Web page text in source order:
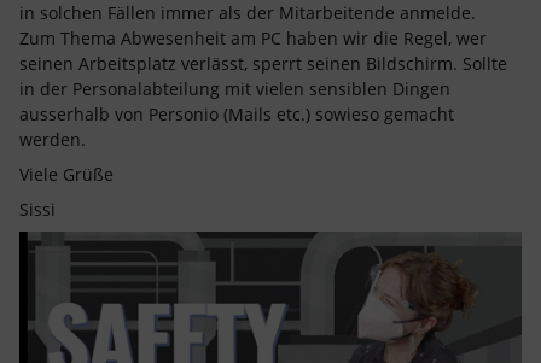
in solchen Fällen immer als der Mitarbeitende anmelde.
Zum Thema Abwesenheit am PC haben wir die Regel, wer
seinen Arbeitsplatz verlässt, sperrt seinen Bildschirm. Sollte
in der Personalabteilung mit vielen sensiblen Dingen
ausserhalb von Personio (Mails etc.) sowieso gemacht
werden.
Viele Grüße
Sissi